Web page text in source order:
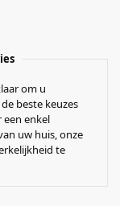
om u
beste keuzes
enkel
uw huis, onze
te